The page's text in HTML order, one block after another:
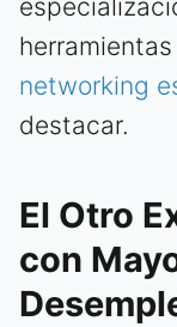
networking
destacar.
El Otro
con